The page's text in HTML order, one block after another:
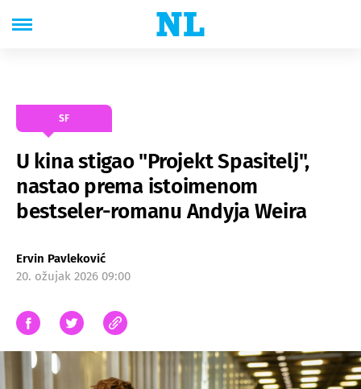
SF
U kina stigao "Projekt Spasitelj",
nastao prema istoimenom
bestseler-romanu Andyja Weira
Ervin Pavleković
20. ožujak 2026 09:00